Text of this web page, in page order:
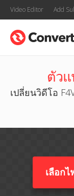
Video Editor Add
ตัวแ
เปลี่ยนวิดีโอ
เลือก